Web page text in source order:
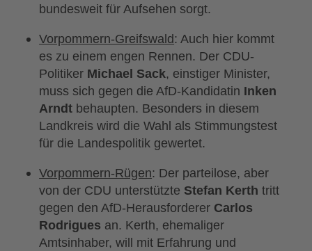
bundesweit für Aufsehen sorgt.
Vorpommern-Greifswald: Auch hier kommt
es zu einem engen Rennen. Der CDU-
Politiker Michael Sack, einstiger Minister,
muss sich gegen die AfD-Kandidatin Inken
Arndt behaupten. Besonders in diesem
Landkreis wird die Wahl als Stimmungstest
für die Landespolitik gewertet.
Vorpommern-Rügen: Der parteilose, aber
von der CDU unterstützte Stefan Kerth tritt
gegen den AfD-Herausforderer Carlos
Rodrigues an. Kerth, ehemaliger
Amtsinhaber, will mit Erfahrung und